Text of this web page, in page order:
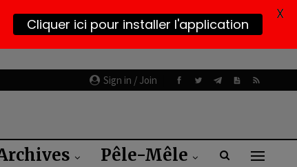
Sign in / Join
Pêle-Mêle
Cliquer ici pour installer l'application X